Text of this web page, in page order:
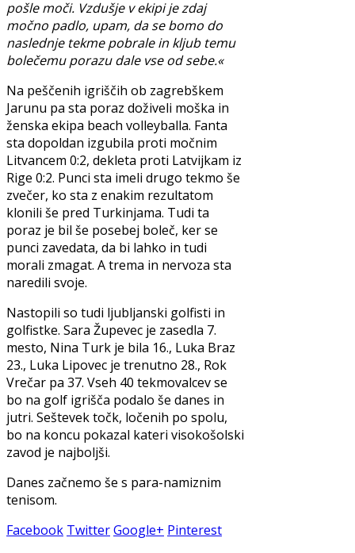
pošle moči. Vzdušje v ekipi je zdaj
močno padlo, upam, da se bomo do
naslednje tekme pobrale in kljub temu
bolečemu porazu dale vse od sebe.«
Na peščenih igriščih ob zagrebškem
Jarunu pa sta poraz doživeli moška in
ženska ekipa beach volleyballa. Fanta
sta dopoldan izgubila proti močnim
Litvancem 0:2, dekleta proti Latvijkam iz
Rige 0:2. Punci sta imeli drugo tekmo še
zvečer, ko sta z enakim rezultatom
klonili še pred Turkinjama. Tudi ta
poraz je bil še posebej boleč, ker se
punci zavedata, da bi lahko in tudi
morali zmagat. A trema in nervoza sta
naredili svoje.
Nastopili so tudi ljubljanski golfisti in
golfistke. Sara Župevec je zasedla 7.
mesto, Nina Turk je bila 16., Luka Braz
23., Luka Lipovec je trenutno 28., Rok
Vrečar pa 37. Vseh 40 tekmovalcev se
bo na golf igrišča podalo še danes in
jutri. Seštevek točk, ločenih po spolu,
bo na koncu pokazal kateri visokošolski
zavod je najboljši.
Danes začnemo še s para-namiznim
tenisom.
Facebook TwitterGoogle+ Pinterest